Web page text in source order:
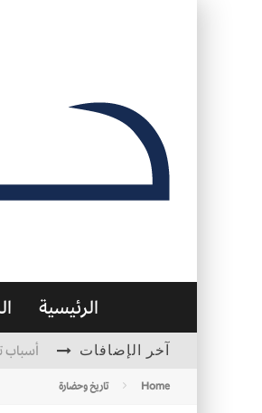
الرئيسية
آخر الإضافات أسباب
Home تاريخ وحضارة